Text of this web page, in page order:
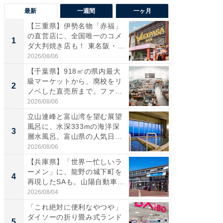
最新 一週間 一ヶ月
1
【三重県】伊勢名物「赤福」
の直営店に、全国唯一のコメ
ダ大判焼き店も！ 東名阪・
伊...
2026/08/06
2
【千葉県】918㎡の県内最大
級マーケットから、廃校をリ
ノベした直売所まで。ファ
ー...
2026/08/06
3
立山連峰と富山湾を望む展望
風呂に、水深333mの海洋深
層水風呂。富山県の人気日
帰...
2026/08/06
4
【兵庫県】「世界一忙しいラ
ーメン」に、龍野の城下町を
再現したSAも。山陽自動車
道...
2026/08/04
「これ絶対に便利なやつや」
ダイソーの折り畳み式ランド